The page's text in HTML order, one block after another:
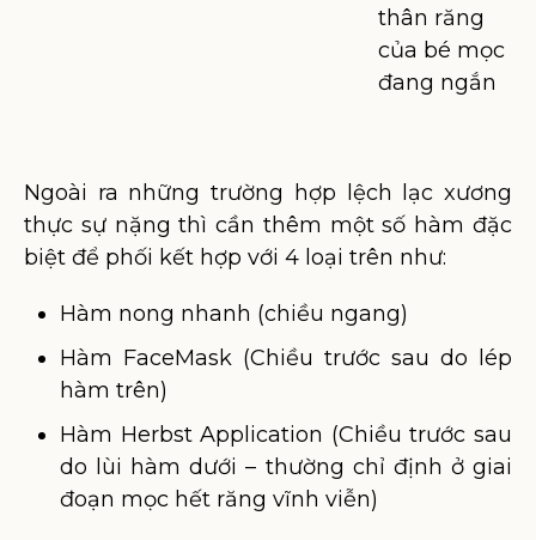
thân răng
của bé mọc
đang ngắn
Ngoài ra những trường hợp lệch lạc xương
thực sự nặng thì cần thêm một số hàm đặc
biệt để phối kết hợp với 4 loại trên như:
Hàm nong nhanh (chiều ngang)
Hàm FaceMask (Chiều trước sau do lép
hàm trên)
Hàm Herbst Application (Chiều trước sau
do lùi hàm dưới – thường chỉ định ở giai
đoạn mọc hết răng vĩnh viễn)